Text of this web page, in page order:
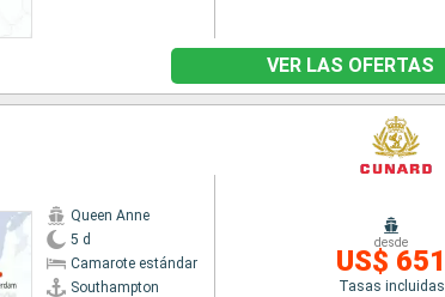
VER LAS OFERTAS
Queen Anne
5 d
Camarote estándar
Southampton
desde
US$ 651
Tasas incluidas